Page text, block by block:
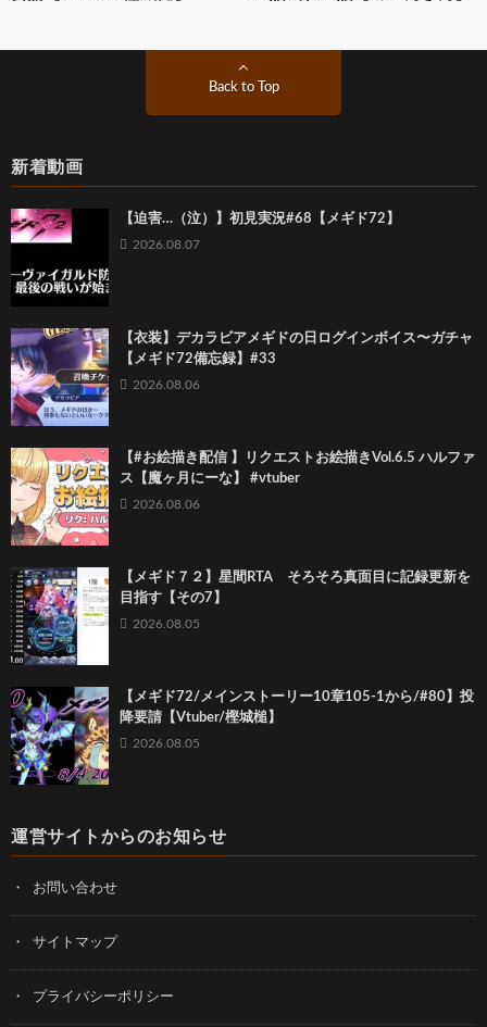
Back to Top
新着動画
【迫害…（泣）】初見実況#68【メギド72】
2026.08.07
【衣装】デカラビアメギドの日ログインボイス〜ガチャ
【メギド72備忘録】#33
2026.08.06
【#お絵描き配信 】リクエストお絵描きVol.6.5 ハルファ
ス【魔ヶ月にーな】 #vtuber
2026.08.06
【メギド７２】星間RTA そろそろ真面目に記録更新を
目指す【その7】
2026.08.05
【メギド72/メインストーリー10章105-1から/#80】投
降要請【Vtuber/樫城槌】
2026.08.05
運営サイトからのお知らせ
お問い合わせ
サイトマップ
プライバシーポリシー